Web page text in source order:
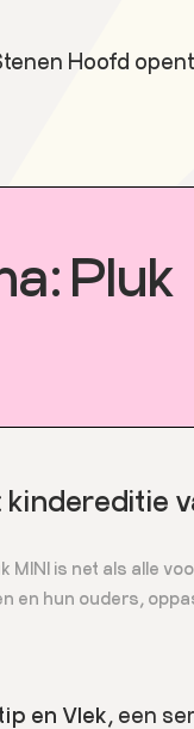
Hoofd
Pluk
kindereditie
MINI is net als alle
en hun ouders,
en Vlek, een